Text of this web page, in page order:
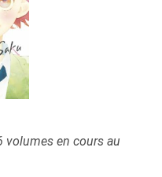
volumes en cours au